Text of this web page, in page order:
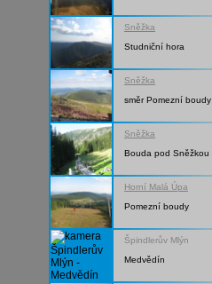
Sněžka
Studniční hora
Sněžka
směr Pomezní boudy
Sněžka
Bouda pod Sněžkou
Horní Malá Úpa
Pomezní boudy
Špindlerův Mlýn
Medvědín